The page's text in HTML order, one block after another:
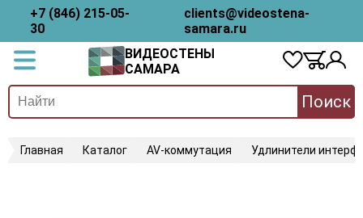
+7 (846) 215-05-
30
clients@videostena-
samara.ru
ВИДЕОСТЕНЫ
САМАРА
Поиск
Главная Каталог AV-коммутация Удлинители